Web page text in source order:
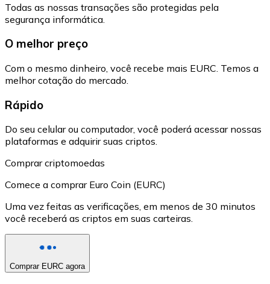
Todas as nossas transações são protegidas pela
segurança informática.
O melhor preço
Com o mesmo dinheiro, você recebe mais EURC. Temos a
melhor cotação do mercado.
Rápido
Do seu celular ou computador, você poderá acessar nossas
plataformas e adquirir suas criptos.
Comprar criptomoedas
Comece a comprar Euro Coin (EURC)
Uma vez feitas as verificações, em menos de 30 minutos
você receberá as criptos em suas carteiras.
Comprar EURC agora